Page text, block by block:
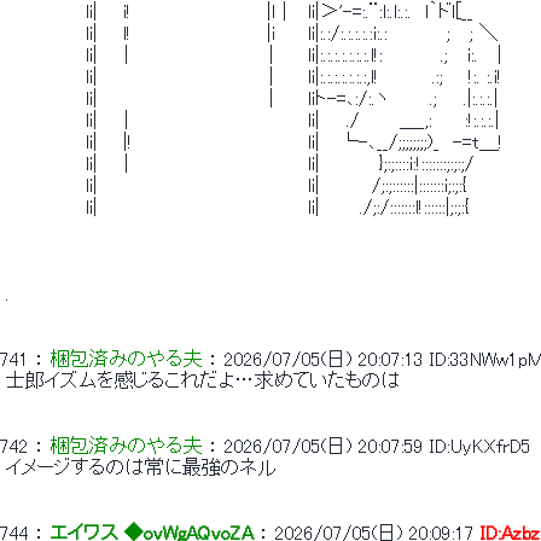
li| 　 i!　 　 　 　 　 　 　 |l│　li|＞'-=:.¨:l:.l:.:.　l｀ドl[__
li| 　 l!　 　 　 　 　 　 　 |i　　 li|:.:/:.:.:.:.:i:.:　　　　 ;　 ; ＼
li|　　|　　　　　　　　　　│　　li|:.:.:.:.:.:.:.l!:　 　 　 .;　 i:.　 |
li|　　　　　　　　　 　 　 │　　li|:.:.:.:.:.:.:,l!　　　　.:; 　 !:. :.i!
li|　　　　　　　　　 　 　 │　　liト-=､:/:.ヽ　　　.;　　.|:.:.:.|
li|　 │　　　　　　　　　　　 　 li|　　./　　　＿_,:　　 :!:.:.:.|
li| 　 |!　　　　 　 　 　 　 　 　 li|　 └-､__/;;;;;;;;)_　-=t＿!
li|　 │　　　　　　　　　　　 　 li|　　　　 };:;::::i:!:::::::;:;:;/
li|　　　　　　　　　　　 　 　 　 li|　　 　 /;:;::::::|:::::::i;:;:{
li|　　　　　　　　　　　 　 　 　 li|　　　./;:/:::::::l!::::::|;:;:{
741 ： 梱包済みのやる夫 ： 2026/07/05(日) 20:07:13 ID:33NWw1pM
士郎イズムを感じるこれだよ…求めていたものは
742 ： 梱包済みのやる夫 ： 2026/07/05(日) 20:07:59 ID:UyKXfrD5
イメージするのは常に最強のネル
744 ： エイワス ◆ovWgAQvoZA ： 2026/07/05(日) 20:09:17